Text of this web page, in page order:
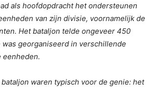
als hoofdopdracht het ondersteunen
van zijn divisie, voornamelijk de
Het bataljon telde ongeveer 450
was georganiseerd in verschillende
eenheden.
waren typisch voor de genie: het